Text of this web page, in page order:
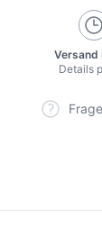
Versand
Details